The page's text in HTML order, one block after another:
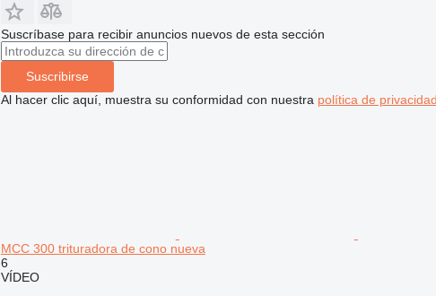
Suscríbase para recibir anuncios nuevos de esta sección
Suscribirse
Al hacer clic aquí, muestra su conformidad con nuestra política de privacidad
MCC 300 trituradora de cono nueva
6
VÍDEO